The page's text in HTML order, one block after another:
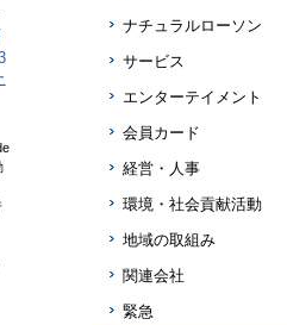
ナチュラルローソン
サービス
エンターテイメント
会員カード
経営・人事
環境・社会貢献活動
地域の取組み
関連会社
緊急